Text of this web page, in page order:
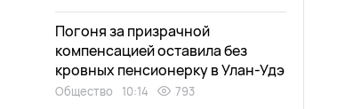
Погоня за призрачной
компенсацией оставила без
кровных пенсионерку в Улан-Удэ
Общество 10:14 793